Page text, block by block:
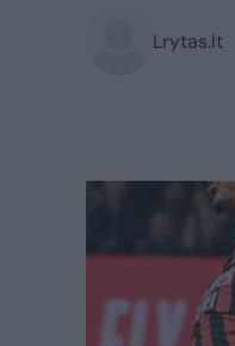
Lrytas.lt